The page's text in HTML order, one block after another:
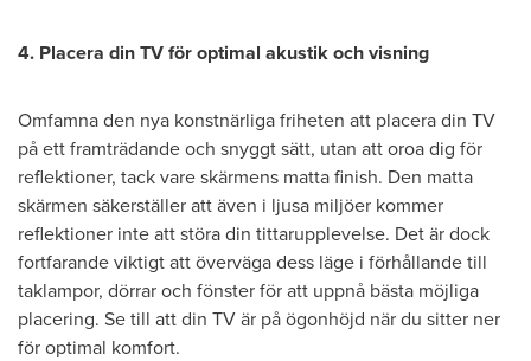
4. Placera din TV för optimal akustik och visning
Omfamna den nya konstnärliga friheten att placera din TV
på ett framträdande och snyggt sätt, utan att oroa dig för
reflektioner, tack vare skärmens matta finish. Den matta
skärmen säkerställer att även i ljusa miljöer kommer
reflektioner inte att störa din tittarupplevelse. Det är dock
fortfarande viktigt att överväga dess läge i förhållande till
taklampor, dörrar och fönster för att uppnå bästa möjliga
placering. Se till att din TV är på ögonhöjd när du sitter ner
för optimal komfort.